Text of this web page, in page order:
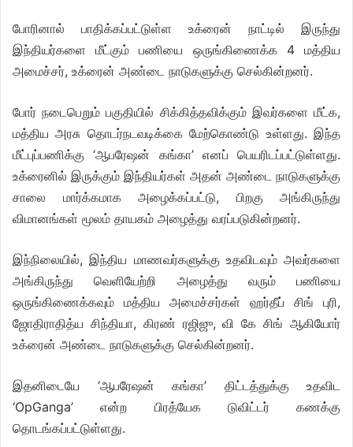
போரினால் பாதிக்கப்பட்டுள்ள உக்ரைன் நாட்டில் இருந்து
இந்தியர்களை மீட்கும் பணியை ஒருங்கிணைக்க 4 மத்திய
அமைச்சர், உக்ரைன் அண்டை நாடுகளுக்கு செல்கின்றனர்.
போர் நடைபெறும் பகுதியில் சிக்கித்தவிக்கும் இவர்களை மீட்க,
மத்திய அரசு தொடர்நடவடிக்கை மேற்கொண்டு உள்ளது. இந்த
மீட்புப்பணிக்கு ‘ஆபரேஷன் கங்கா’ எனப் பெயரிடப்பட்டுள்ளது.
உக்ரைனில் இருக்கும் இந்தியர்கள் அதன் அண்டை நாடுகளுக்கு
சாலை மார்க்கமாக அழைக்கப்பட்டு, பிறகு அங்கிருந்து
விமானங்கள் மூலம் தாயகம் அழைத்து வரப்படுகின்றனர்.
இந்நிலையில், இந்திய மாணவர்களுக்கு உதவிடவும் அவர்களை
அங்கிருந்து வெளியேற்றி அழைத்து வரும் பணியை
ஒருங்கிணைக்கவும் மத்திய அமைச்சர்கள் ஹர்தீப் சிங் புரி,
ஜோதிராதித்ய சிந்தியா, கிரண் ரஜிஜு, வி கே சிங் ஆகியோர்
உக்ரைன் அண்டை நாடுகளுக்கு செல்கின்றனர்.
இதனிடையே ‘ஆபரேஷன் கங்கா’ திட்டத்துக்கு உதவிட
‘OpGanga’ என்ற பிரத்யேக டுவிட்டர் கணக்கு
தொடங்கப்பட்டுள்ளது.